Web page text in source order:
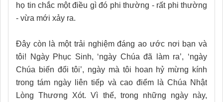
họ tin chắc một điều gì đó phi thường - rất phi thường
- vừa mới xảy ra.
Đây còn là một trải nghiệm đáng ao ước nơi bạn và
tôi! Ngày Phục Sinh, ‘ngày Chúa đã làm ra’, ‘ngày
Chúa biến đổi tôi’, ngày mà tôi hoan hỷ mừng kính
trong tám ngày liên tiếp và cao điểm là Chúa Nhật
Lòng Thương Xót. Vì thế, trong những ngày này,